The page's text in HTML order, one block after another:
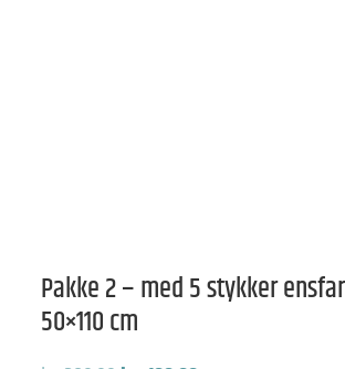
Pakke 2 – med 5 stykker
50×110 cm